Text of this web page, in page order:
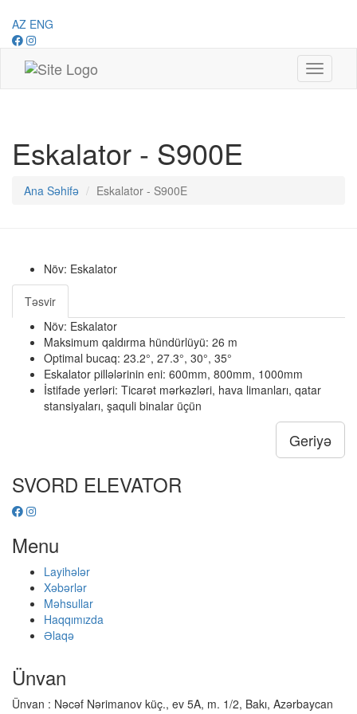
AZ ENG
Toggle
Eskalator - S900E
Ana Səhifə Eskalator - S900E
Növ: Eskalator
Təsvir
Növ: Eskalator
Maksimum qaldırma hündürlüyü: 26 m
Optimal bucaq: 23.2°, 27.3°, 30°, 35°
Eskalator pillələrinin eni: 600mm, 800mm, 1000mm
İstifade yerləri: Ticarət mərkəzləri, hava limanları, qatar
stansiyaları, şaquli binalar üçün
Geriyə
SVORD ELEVATOR
Menu
Layihələr
Xəbərlər
Məhsullar
Haqqımızda
Əlaqə
Ünvan
Ünvan : Nəcəf Nərimanov küç., ev 5A, m. 1/2, Bakı, Azərbaycan